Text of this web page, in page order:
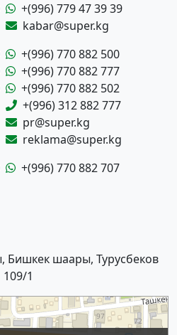
+(996) 779 47 39 39
kabar@super.kg
+(996) 770 882 500
+(996) 770 882 777
+(996) 770 882 502
+(996) 312 882 777
pr@super.kg
reklama@super.kg
+(996) 770 882 707
Бишкек шаары, Турусбеков
109/1